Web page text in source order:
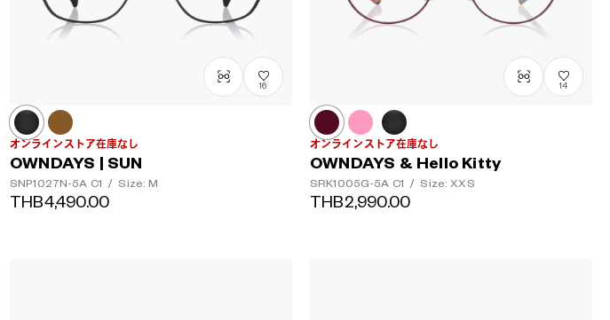
16
オンラインストア在庫なし
OWNDAYS | SUN
SNP1027N-5A C1 / Size: M
THB4,490.00
14
オンラインストア在庫なし
OWNDAYS & Hello Kitty
SRK1005G-5A C1 / Size: XXS
THB2,990.00